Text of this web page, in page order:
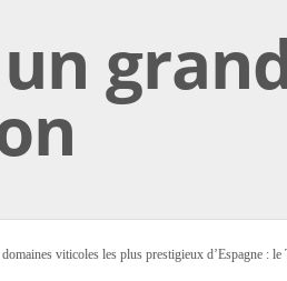
viticoles les plus prestigieux d’Espagne : le